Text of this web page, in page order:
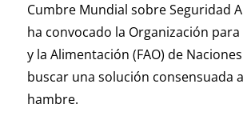
Cumbre Mundial sobre Seguridad
ha convocado la Organización
y la Alimentación (FAO) de
buscar una solución consensuada
hambre.